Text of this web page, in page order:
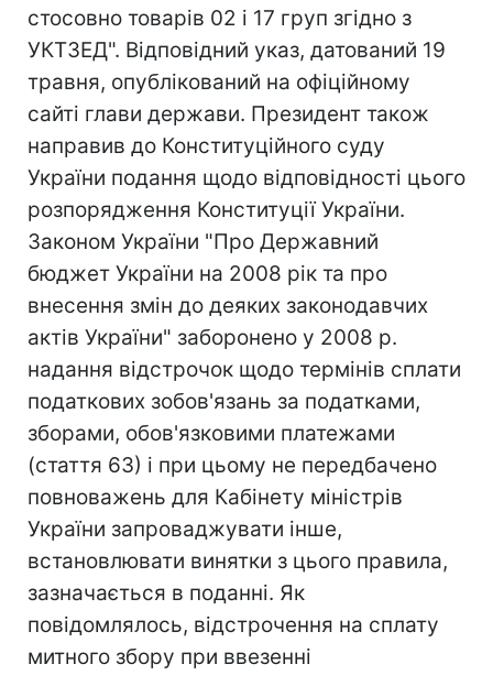
стосовно товарів 02 і 17 груп згідно з
УКТЗЕД". Відповідний указ, датований 19
травня, опублікований на офіційному
сайті глави держави. Президент також
направив до Конституційного суду
України подання щодо відповідності цього
розпорядження Конституції України.
Законом України "Про Державний
бюджет України на 2008 рік та про
внесення змін до деяких законодавчих
актів України" заборонено у 2008 р.
надання відстрочок щодо термінів сплати
податкових зобов'язань за податками,
зборами, обов'язковими платежами
(стаття 63) і при цьому не передбачено
повноважень для Кабінету міністрів
України запроваджувати інше,
встановлювати винятки з цього правила,
зазначається в поданні. Як
повідомлялось, відстрочення на сплату
митного збору при ввезенні